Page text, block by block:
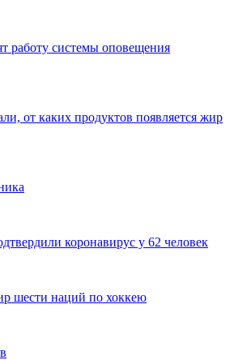
работу системы оповещения
от каких продуктов появляется жир
коронавирус у 62 человек
шести наций по хоккею